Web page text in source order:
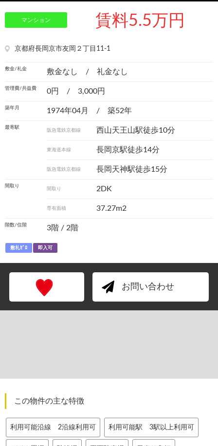
マンション 賃料5.5万円
京都府長岡京市友岡２丁目11-1
敷金/礼金 敷金なし / 礼金なし
管理費/共益費 0円 / 3,000円
築年月 1974年04月 / 築52年
最寄駅
阪急電鉄京都線 西山天王山駅徒歩10分
東海道本線 長岡京駅徒歩14分
阪急電鉄京都線 長岡天神駅徒歩15分
間取り
間取り 2DK
専有面積 37.27m2
階数/住階 3階 / 2階
敷礼ｾﾞﾛ 即入可
お問い合わせ
この物件の主な特徴
利用可能沿線 2沿線利用可 利用可能駅 3駅以上利用可